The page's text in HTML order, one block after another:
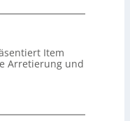
Item
Arretierung und